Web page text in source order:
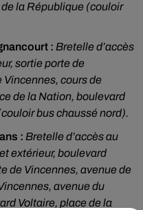
la République (couloir
: Bretelle d’accès
sortie porte de
Vincennes, cours de
de la Nation, boulevard
bus chaussé nord).
: Bretelle d’accès au
extérieur, boulevard
de Vincennes, avenue de
avenue du
Voltaire, place de la